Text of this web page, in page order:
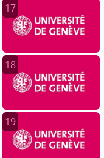
17
18
19